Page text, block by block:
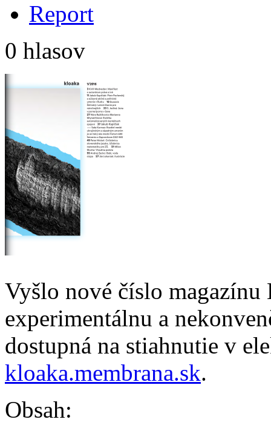
Report
0 hlasov
Vyšlo nové číslo magazínu
experimentálnu a
dostupná na stiahnutie v
kloaka.membrana.sk.
Obsah: